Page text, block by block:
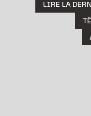
LIRE LA